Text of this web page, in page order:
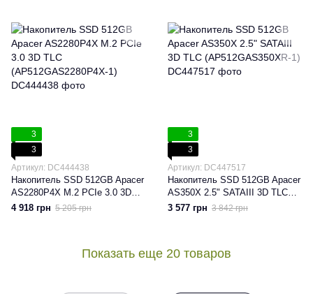
3
3
Артикул: DC444438
Накопитель SSD 512GB Apacer
AS2280P4X M.2 PCIe 3.0 3D
TLC (AP512GAS2280P4X-1)
4 918 грн 5 205 грн
3
3
Артикул: DC447517
Накопитель SSD 512GB Apacer
AS350X 2.5" SATAIII 3D TLC
(AP512GAS350XR-1)
3 577 грн 3 842 грн
Показать еще 20 товаров